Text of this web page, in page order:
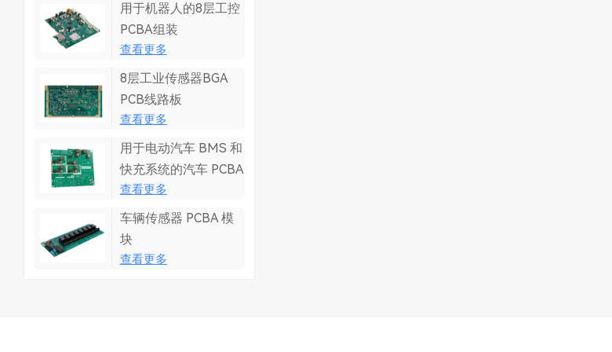
用于机器人的8层工控
PCBA组装
查看更多
8层工业传感器BGA
PCB线路板
查看更多
用于电动汽车 BMS 和
快充系统的汽车 PCBA
查看更多
车辆传感器 PCBA 模
块
查看更多